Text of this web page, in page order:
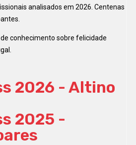
analisados em 2026. Centenas
conhecimento sobre felicidade
2026 - Altino
2025 -